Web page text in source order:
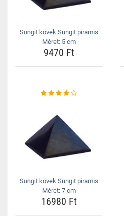
Sungit kövek Sungit piramis
Méret: 5 cm
9470 Ft
Sungit kövek Sungit piramis
Méret: 7 cm
16980 Ft